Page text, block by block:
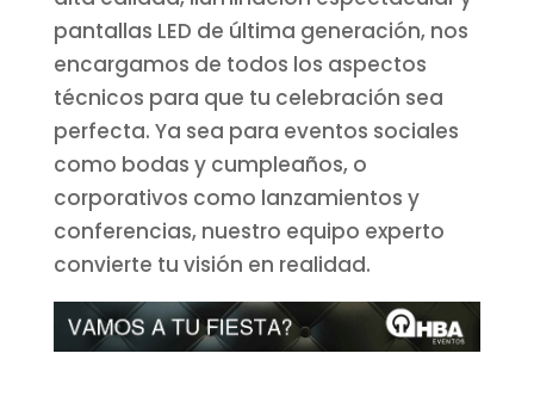
pantallas LED de última generación, nos
encargamos de todos los aspectos
técnicos para que tu celebración sea
perfecta. Ya sea para eventos sociales
como bodas y cumpleaños, o
corporativos como lanzamientos y
conferencias, nuestro equipo experto
convierte tu visión en realidad.